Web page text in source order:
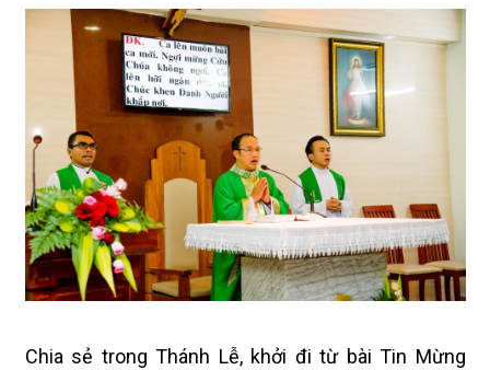
Chia sẻ trong Thánh Lễ, khởi đi từ bài Tin Mừng